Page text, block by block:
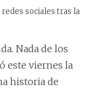
sociales tras la
Nada de los
este viernes la
historia de